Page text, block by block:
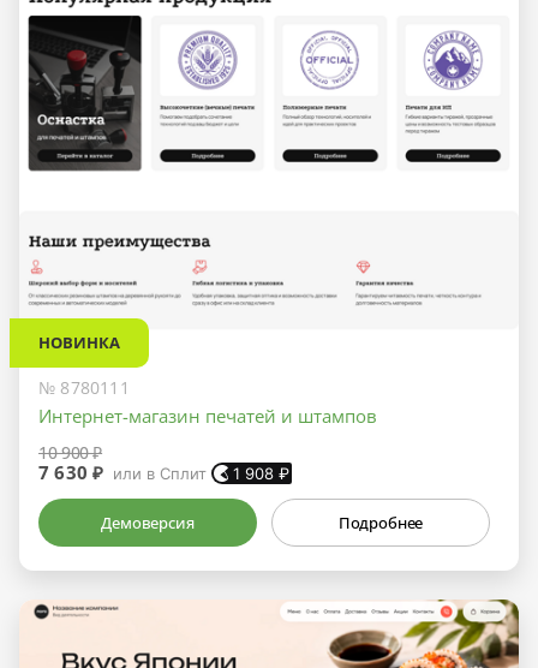
НОВИНКА
№ 8780111
Интернет-магазин печатей и штампов
10 900 ₽
7 630 ₽ или в Сплит 1 908 ₽
Демоверсия Подробнее